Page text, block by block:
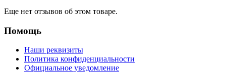
Еще нет отзывов об этом товаре.
Помощь
Наши реквизиты
Политика конфиденциальности
Официальное уведомление